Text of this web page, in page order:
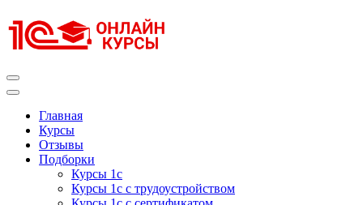
к
содержимому
Главная
Курсы
Отзывы
Подборки
Курсы 1с
Курсы 1с с трудоустройством